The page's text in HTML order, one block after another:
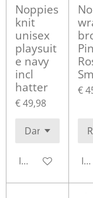
Noppies
knit
unisex
playsuit
e navy
incl
hatter
€ 49,98
In winkelwagen
€
In